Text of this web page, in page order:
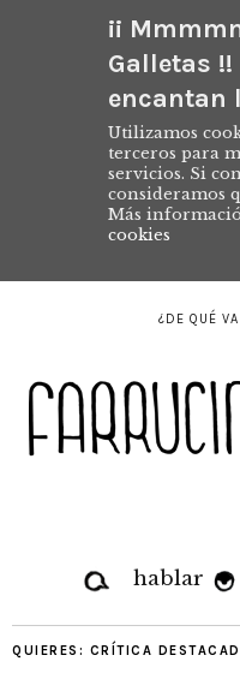
¡¡
Galletas !!
encantan
Utilizamos
terceros para
servicios. Si
consideramos
Más
cookies
¿DE QUÉ VA
hablar
QUIERES: CRÍTICA